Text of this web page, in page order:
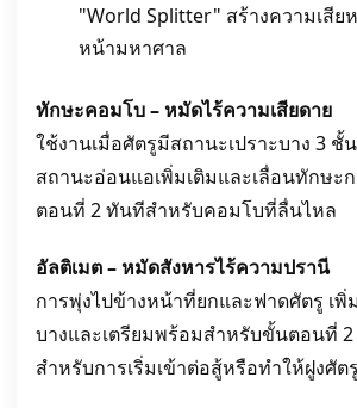
"World Splitter" สร้างความเสีย
หน้ามหาศาล
ทักษะคอมโบ – หมัดไร้ความเสียดาย
ใช้งานเมื่อศัตรูมีสถานะเปราะบาง 3 ชั้
สถานะอ่อนแอเพิ่มเติมและเลื่อนทักษะ
ตอนที่ 2 ทันทีสำหรับคอมโบที่ลื่นไหล
อัลติเมต – หมัดสังหารไร้ความปรานี
การพุ่งไปข้างหน้าที่ยกและฟาดศัตรู เพิ่
บางและเตรียมพร้อมสำหรับขั้นตอนที่
สำหรับการเริ่มเข้าต่อสู้หรือทำให้ฝูงศัต